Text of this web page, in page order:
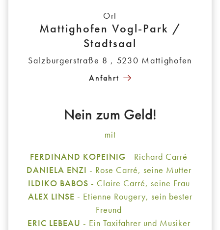
Ort
Mattighofen Vogl-Park /
Stadtsaal
Salzburgerstraße 8 , 5230 Mattighofen
Anfahrt
Nein zum Geld!
mit
FERDINAND KOPEINIG - Richard Carré
DANIELA ENZI - Rose Carré, seine Mutter
ILDIKO BABOS - Claire Carré, seine Frau
ALEX LINSE - Etienne Rougery, sein bester
Freund
ERIC LEBEAU - Ein Taxifahrer und Musiker